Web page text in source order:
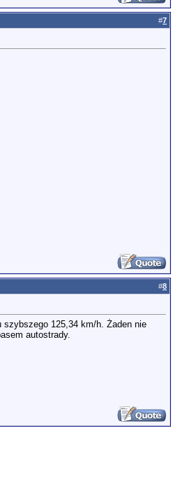
#7
#8
szybszego 125,34 km/h. Żaden nie
autostrady.